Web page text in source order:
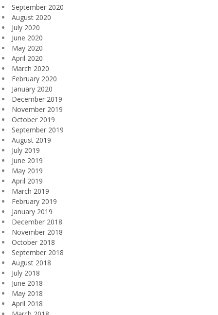
September 2020
August 2020
July 2020
June 2020
May 2020
April 2020
March 2020
February 2020
January 2020
December 2019
November 2019
October 2019
September 2019
August 2019
July 2019
June 2019
May 2019
April 2019
March 2019
February 2019
January 2019
December 2018
November 2018
October 2018
September 2018
August 2018
July 2018
June 2018
May 2018
April 2018